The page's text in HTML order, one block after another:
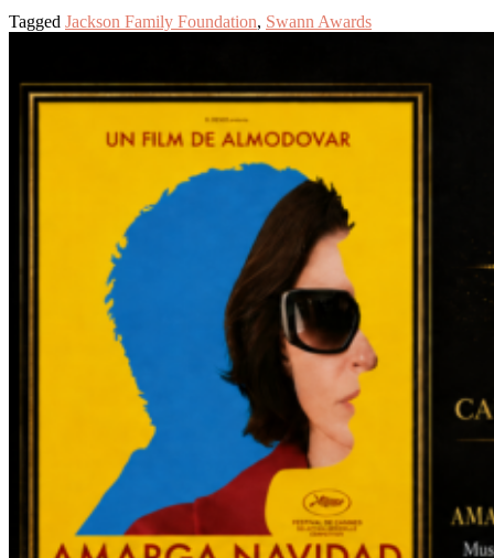
Tagged Jackson Family Foundation, Swann Awards